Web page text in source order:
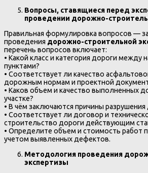
Вопросы, ставящиеся перед
проведении дорожно-
Правильная формулировка вопросов —
проведения дорожно-строительной
перечень вопросов включает:
• Какой класс и категория дороги между
пунктами?
• Соответствует ли качество
дорожным нормам и проектной
• Каков объем и качество выполненных
участке?
• В чём заключаются причины
• Соответствует ли договор и
строительство дороги действующим
• Определите объем и стоимость работ
учетом выявленных дефектов.
Методология проведения
экспертизы